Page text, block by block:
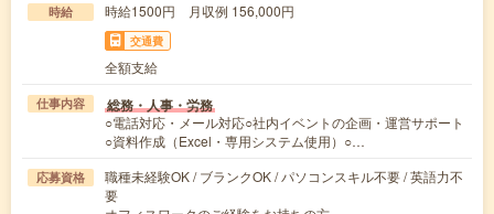
時給 時給1500円 月収例 156,000円
交通費
全額支給
仕事内容 総務・人事・労務
○電話対応・メール対応○社内イベントの企画・運営サポート
○資料作成（Excel・専用システム使用）○…
応募資格
職種未経験OK / ブランクOK / パソコンスキル不要 / 英語力不
要